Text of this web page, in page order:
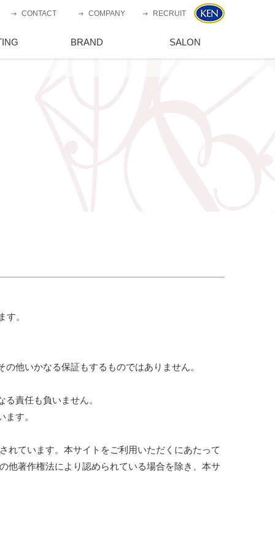
CONTACT
お問い合わせ COMPANY
会社概要 RECRUIT
採用情報
援 BRAND
ブランド一覧 SALON
運営サロン一覧
。
他いかなる保証もするものではありません。
責任も負いません。
す。
れています。本サイトをご利用いただくにあたって
他著作権法により認められている場合を除き、本サ